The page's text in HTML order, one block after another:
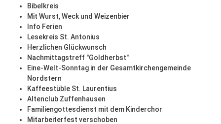
Bibelkreis
Mit Wurst, Weck und Weizenbier
Info Ferien
Lesekreis St. Antonius
Herzlichen Glückwunsch
Nachmittagstreff "Goldherbst"
Eine-Welt-Sonntag in der Gesamtkirchengemeinde
Nordstern
Kaffeestüble St. Laurentius
Altenclub Zuffenhausen
Familiengottesdienst mit dem Kinderchor
Mitarbeiterfest verschoben